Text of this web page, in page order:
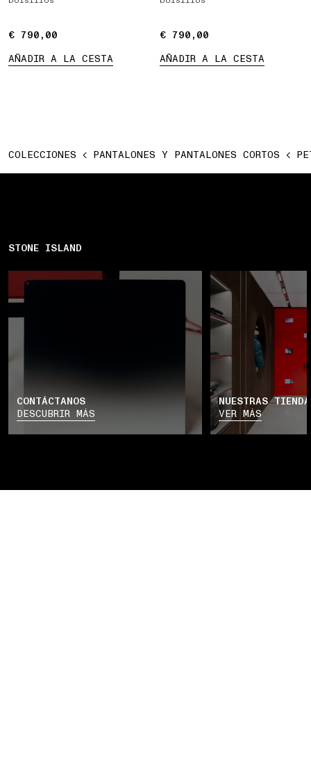
€ 790,00
€ 790,00
AÑADIR A LA CESTA
€ 790,00
€ 790,00
AÑADIR A LA CESTA
COLECCIONES PANTALONES Y PANTALONES CORTOS
STONE ISLAND
CONTÁCTANOS
DESCUBRIR MÁS
NUESTRAS
VER MÁS